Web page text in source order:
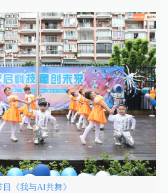
目《我与AI共舞》